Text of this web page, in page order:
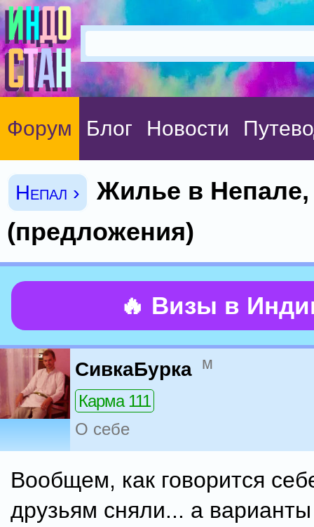
Форум Блог Новости
Непал ›
Жилье в Непале,
(предложения)
🔥 Визы в
СивкаБурка м
Карма 111
О себе
Вообщем, как говорится
друзьям сняли... а